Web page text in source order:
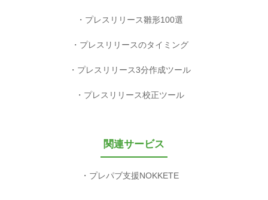
プレスリリース雛形100選
プレスリリースのタイミング
プレスリリース3分作成ツール
プレスリリース校正ツール
関連サービス
プレパブ支援NOKKETE